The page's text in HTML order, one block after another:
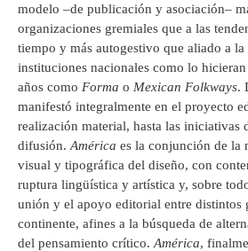
modelo –de publicación y asociación–
organizaciones gremiales que a las
tiempo y más autogestivo que aliado a
instituciones nacionales como lo hicieran
años como Forma o Mexican Folkways.
manifestó integralmente en el proyecto
realización material, hasta las iniciativas
difusión. América es la conjunción de la
visual y tipográfica del diseño, con
ruptura lingüística y artística y, sobre
unión y el apoyo editorial entre distintos
continente, afines a la búsqueda de
del pensamiento crítico. América,